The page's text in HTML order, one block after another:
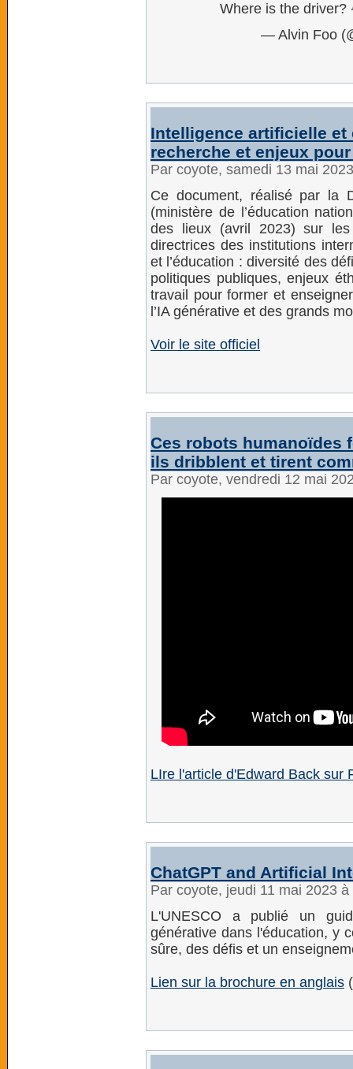
Where is the
— Alvin Foo
Intelligence artificielle
recherche et enjeux
Par coyote, samedi 13 mai
Ce document, réalisé par la
(ministère de l’éducation
des lieux (avril 2023) sur
directrices des institutions
et l’éducation : diversité des
politiques publiques, enjeux
travail pour former et
l’IA générative et des grands
Voir le site officiel
Ces robots humanoïdes
ils dribblent et tirent
Par coyote, vendredi 12 mai
LIre l'article d'Edward Back sur
ChatGPT and Artificial
Par coyote, jeudi 11 mai 2023
L'UNESCO a publié un
générative dans l'éducation, y
sûre, des défis et un
Lien sur la brochure en anglais